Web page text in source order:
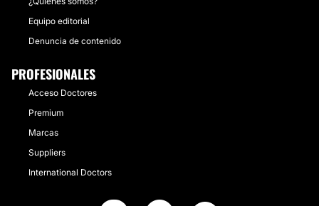
Equipo editorial
Denuncia de contenido
PROFESIONALES
Acceso Doctores
Premium
Marcas
Suppliers
International Doctors